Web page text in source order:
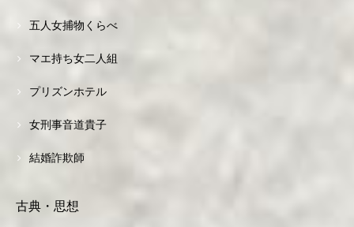
五人女捕物くらべ
マエ持ち女二人組
プリズンホテル
女刑事音道貴子
結婚詐欺師
古典・思想